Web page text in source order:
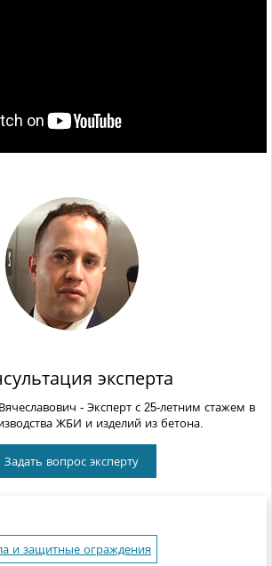
эксперта
- Эксперт с 25-летним стажем в
ЖБИ и изделий из бетона.
Задать вопрос эксперту
и защитные ограждения